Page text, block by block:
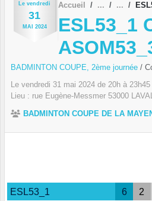
Le vendredi
31
MAI 2024
Accueil
ESL53_1
BADMINTON COUPE, 2ème journée /
Le vendredi 31 mai 2024 de 20h à 23h45
Lieu : rue Eugène-Messmer 53000 LAVAL
BADMINTON COUPE DE LA
ESL53_1 6 2